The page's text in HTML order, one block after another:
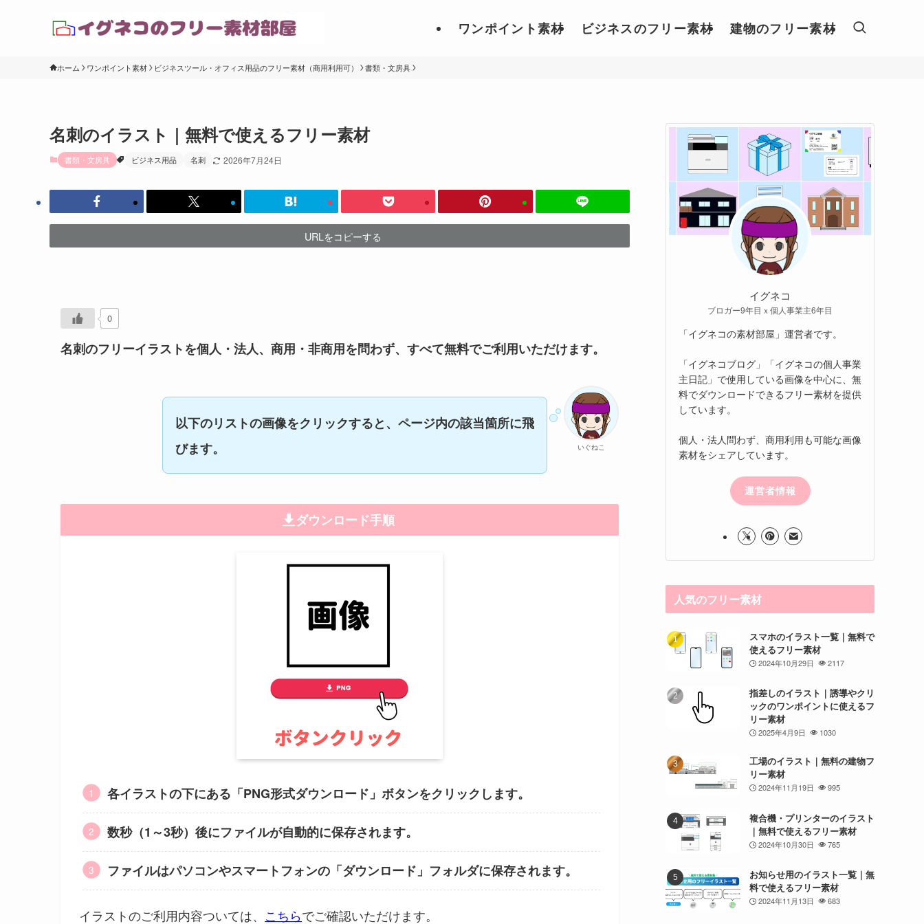
ワンポイント素材 ビジネスのフリー素材 建物のフリー素材
ホーム ワンポイント素材 ビジネスツール・オフィス用品のフリー素材（商用利用可） 書類・文房具
名刺のイラスト｜無料で使えるフリー素材
書類・文房具 ビジネス用品 名刺 2026年7月24日
URLをコピーする
0
名刺のフリーイラストを個人・法人、商用・非商用を問わず、すべて無料でご利用いただけます。
いぐねこ
以下のリストの画像をクリックすると、ページ内の該当箇所に飛
びます。
ダウンロード手順
各イラストの下にある「PNG形式ダウンロード」ボタンをクリックします。
数秒（1～3秒）後にファイルが自動的に保存されます。
ファイルはパソコンやスマートフォンの「ダウンロード」フォルダに保存されます。
イラストのご利用内容ついては、 こちらでご確認いただけます。
イグネコ
ブロガー9年目ｘ個人事業主6年目
「イグネコの素材部屋」運営者です。
「イグネコブログ」「イグネコの個人事業
主日記」で使用している画像を中心に、無
料でダウンロードできるフリー素材を提供
しています。
個人・法人問わず、商用利用も可能な画像
素材をシェアしています。
運営者情報
人気のフリー素材
スマホのイラスト一覧｜無料で
使えるフリー素材
2024年10月29日 2117
指差しのイラスト｜誘導やクリ
ックのワンポイントに使えるフ
リー素材
2025年4月9日 1030
工場のイラスト｜無料の建物フ
リー素材
2024年11月19日 995
複合機・プリンターのイラスト
｜無料で使えるフリー素材
2024年10月30日 765
お知らせ用のイラスト一覧｜無
料で使えるフリー素材
2024年11月13日 683